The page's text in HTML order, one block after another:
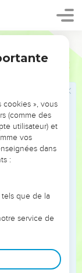
: sa mère,
ensemble,
pas faire d'elle
un ange du
fils de David,
ta femme, car
;
péchés.
que le
est : Dieu
cookies », vous
(comme des
utilisateur) et
vos
dans
:
tels que de la
service de